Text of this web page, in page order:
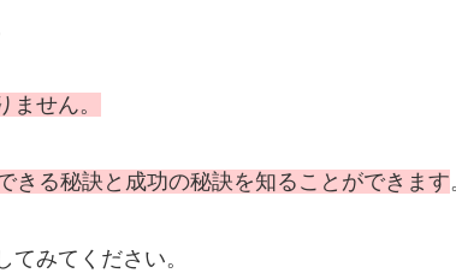
せん。
きる秘訣と成功の秘訣を知ることができます
みてください。